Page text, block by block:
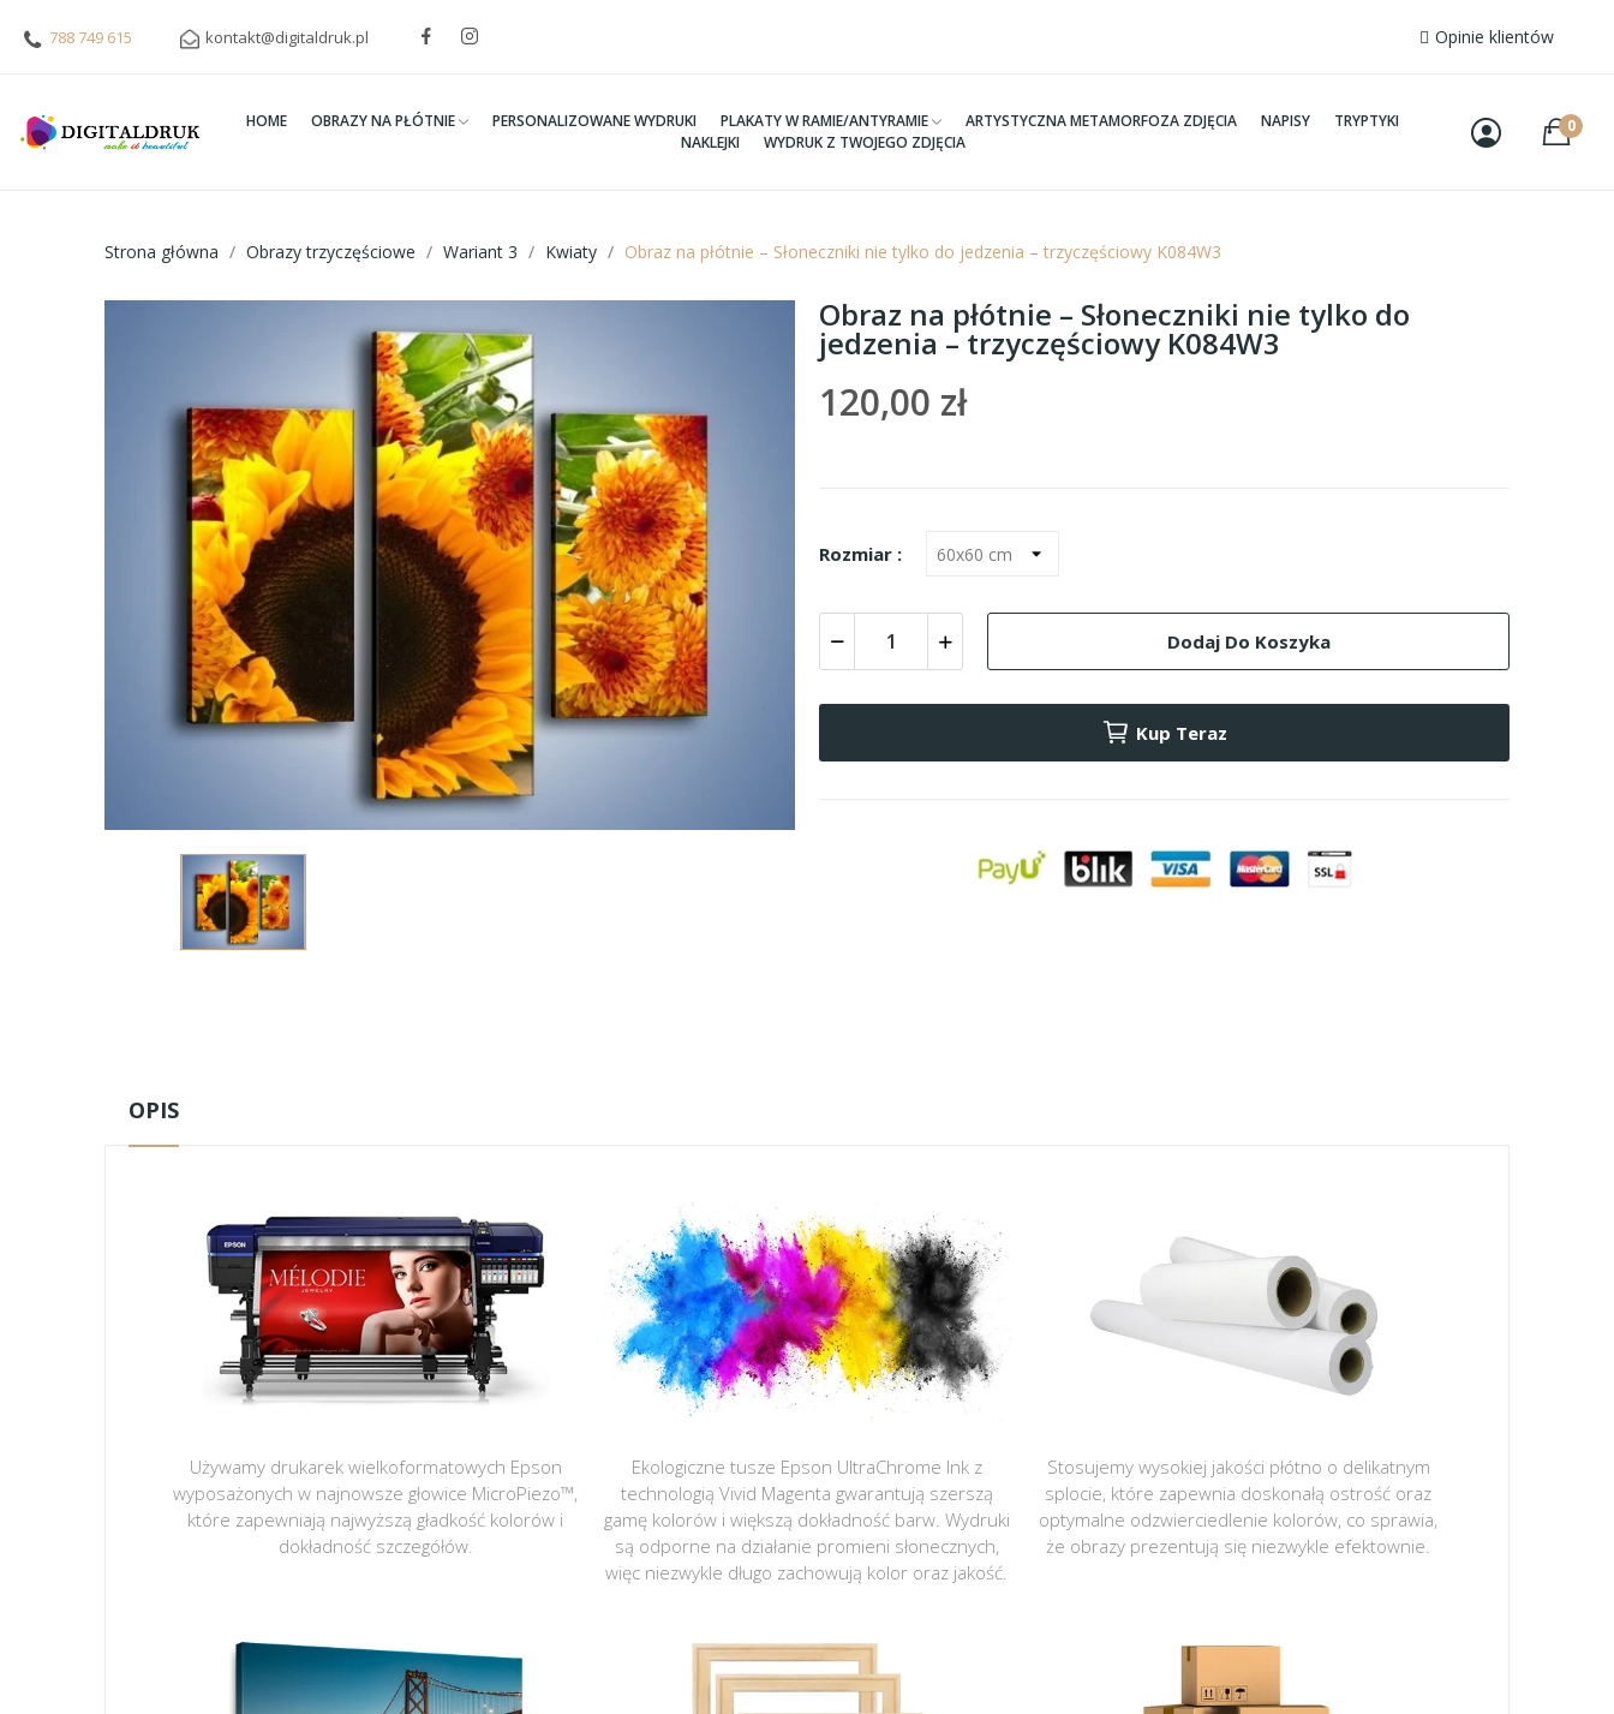
788 749 615 kontakt@digitaldruk.pl Opinie klientów
HOME OBRAZY NA PŁÓTNIE PERSONALIZOWANE WYDRUKI PLAKATY W RAMIE/ANTYRAMIE ARTYSTYCZNA METAMORFOZA ZDJĘCIA NAPISY
TRYPTYKI
NAKLEJKI
WYDRUK Z TWOJEGO ZDJĘCIA
0
Strona główna Obrazy trzyczęściowe Wariant 3 Kwiaty Obraz na płótnie – Słoneczniki nie tylko do jedzenia – trzyczęściowy K084W3
Obraz na płótnie – Słoneczniki nie tylko do
jedzenia – trzyczęściowy K084W3
120,00 zł
Rozmiar :
Dodaj Do Koszyka
Kup Teraz
OPIS
Używamy drukarek wielkoformatowych Epson
wyposażonych w najnowsze głowice MicroPiezo™,
które zapewniają najwyższą gładkość kolorów i
dokładność szczegółów.
Ekologiczne tusze Epson UltraChrome Ink z
technologią Vivid Magenta gwarantują szerszą
gamę kolorów i większą dokładność barw. Wydruki
są odporne na działanie promieni słonecznych,
więc niezwykle długo zachowują kolor oraz jakość.
Stosujemy wysokiej jakości płótno o delikatnym
splocie, które zapewnia doskonałą ostrość oraz
optymalne odzwierciedlenie kolorów, co sprawia,
że obrazy prezentują się niezwykle efektownie.